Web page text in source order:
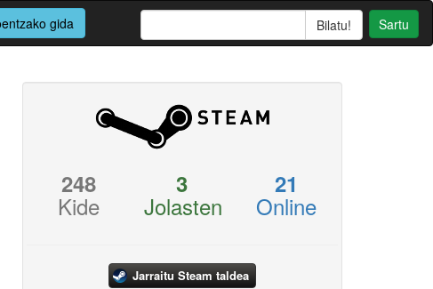
gida Sartu
248
Kide
3
Jolasten
21
Online
Jarraitu Steam taldea